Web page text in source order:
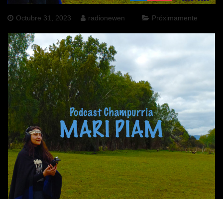
Octubre 31, 2023 radionewen Próximamente